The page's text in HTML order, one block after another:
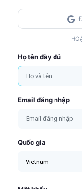
Họ tên đầy đủ
Email đăng nhập
Quốc gia
Vietnam